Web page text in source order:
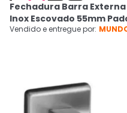
Cupons
Fechadura Barra Externa
Inox Escovado 55mm
Vendido e entregue por: